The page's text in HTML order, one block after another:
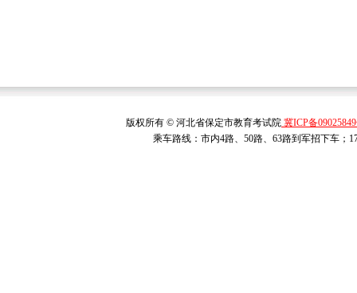
版权所有 © 河北省保定市教育考试院 冀ICP备
乘车路线：市内4路、50路、63路到军招下车；